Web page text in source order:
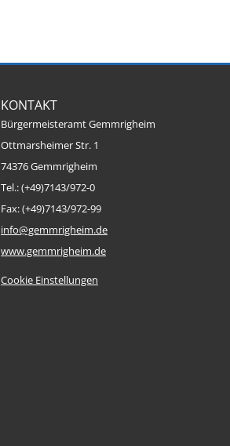
KONTAKT
Bürgermeisteramt Gemmrigheim
Ottmarsheimer Str. 1
74376 Gemmrigheim
Tel.: (+49)7143/972-0
Fax: (+49)7143/972-99
info@gemmrigheim.de
www.gemmrigheim.de
Cookie Einstellungen